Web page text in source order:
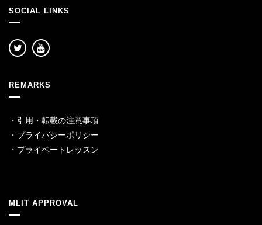
SOCIAL LINKS
REMARKS
・ 引用・転載の注意事項
・ プライバシーポリシー
・ プライベートレッスン
MLIT APPROVAL